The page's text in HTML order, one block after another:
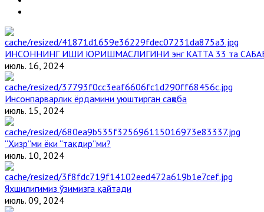
ИНСОННИНГ ИШИ ЮРИШМАСЛИГИНИ энг КАТТА 33 та
июль. 16, 2024
Инсонпарварлик ёрдамини уюштирган саҳоба
июль. 15, 2024
“Ҳизр”ми ёки “тақдир”ми?
июль. 10, 2024
Яхшилигимиз ўзимизга қайтади
июль. 09, 2024